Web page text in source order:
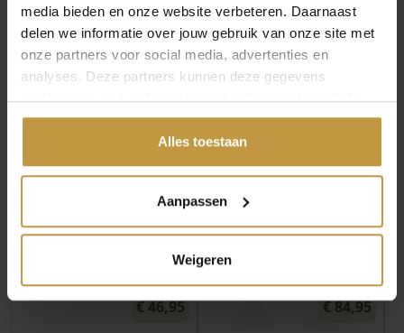
media bieden en onze website verbeteren. Daarnaast
delen we informatie over jouw gebruik van onze site met
onze partners voor social media, advertenties en
analyses. Deze partners kunnen deze gegevens
combineren met andere informatie die je met hen hebt
gedeeld of die ze hebben verzameld via jouw gebruik van
Alles toestaan
Aanpassen
Weigeren
MEER VAN SPARKLING JEWELS
€46,95 €84,95